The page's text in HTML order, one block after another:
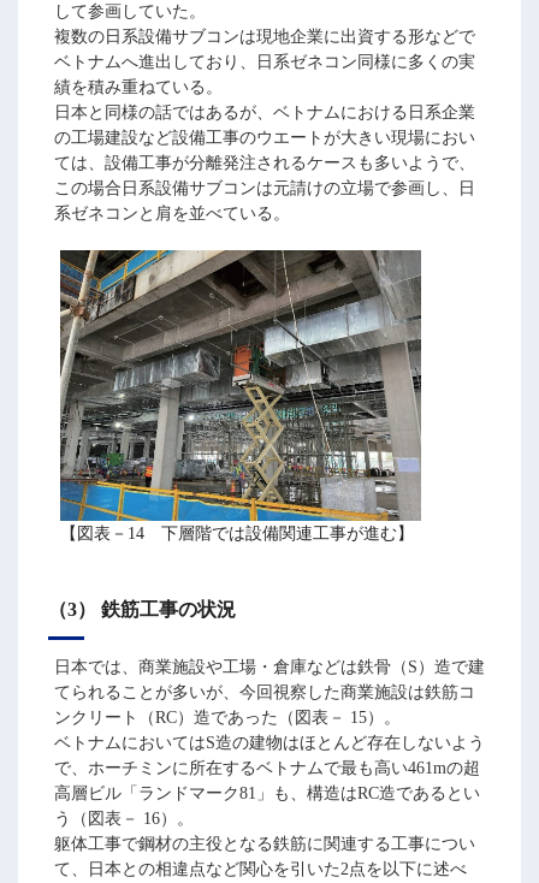
して参画していた。
複数の日系設備サブコンは現地企業に出資する形などで
ベトナムへ進出しており、日系ゼネコン同様に多くの実
績を積み重ねている。
日本と同様の話ではあるが、ベトナムにおける日系企業
の工場建設など設備工事のウエートが大きい現場におい
ては、設備工事が分離発注されるケースも多いようで、
この場合日系設備サブコンは元請けの立場で参画し、日
系ゼネコンと肩を並べている。
【図表－14 下層階では設備関連工事が進む】
（3） 鉄筋工事の状況
日本では、商業施設や工場・倉庫などは鉄骨（S）造で建
てられることが多いが、今回視察した商業施設は鉄筋コ
ンクリート（RC）造であった（図表－ 15）。
ベトナムにおいてはS造の建物はほとんど存在しないよう
で、ホーチミンに所在するベトナムで最も高い461mの超
高層ビル「ランドマーク81」も、構造はRC造であるとい
う（図表－ 16）。
躯体工事で鋼材の主役となる鉄筋に関連する工事につい
て、日本との相違点など関心を引いた2点を以下に述べ